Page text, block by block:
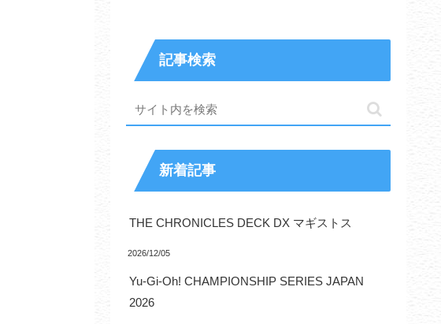
記事検索
新着記事
THE CHRONICLES DECK DX マギストス
2026/12/05
Yu-Gi-Oh! CHAMPIONSHIP SERIES JAPAN
2026